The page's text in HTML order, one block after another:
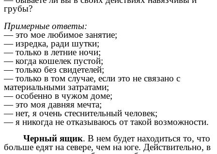
грубы?
Примерные ответы:
— это мое любимое занятие;
— изредка, ради шутки;
— только в летние ночи;
— когда кошелек пустой;
— только без свидетелей;
— только в том случае, если это не связано с
материальными затратами;
— особенно в чужом доме;
— это моя давняя мечта;
— нет, я очень стеснительный человек;
— я никогда не отказываюсь от такой возможности.
Черный ящик. В нем будет находиться то, что
больше едят на севере, чем на юге. Действительно, в